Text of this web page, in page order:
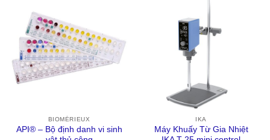
BIOMÉRIEUX
API® – Bộ định danh vi sinh
IKA
Máy Khuấy Từ Gia Nhiệt